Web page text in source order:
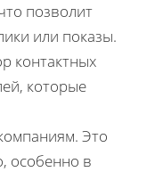
позволит
или показы.
контактных
которые
Это
особенно в